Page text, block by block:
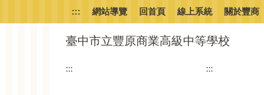
到
臺中市立豐原商業高級中等學校
::: 網站導覽 回首頁 線上系統 關於豐商
::: :::